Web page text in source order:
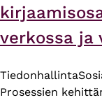
verkossa ja
Tiedonhallinta
Prosessien